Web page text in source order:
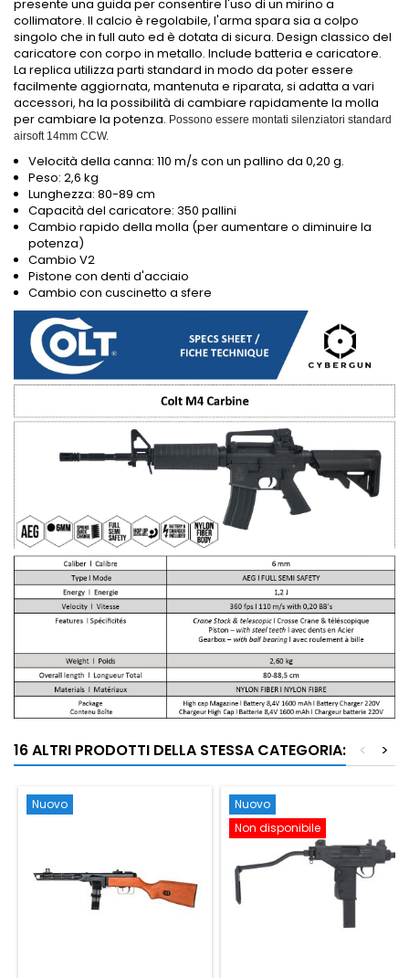
presente una guida per consentire l'uso di un mirino a
collimatore. Il calcio è regolabile, l'arma spara sia a colpo
singolo che in full auto ed è dotata di sicura. Design classico del
caricatore con corpo in metallo. Include batteria e caricatore.
La replica utilizza parti standard in modo da poter essere
facilmente aggiornata, mantenuta e riparata, si adatta a vari
accessori, ha la possibilità di cambiare rapidamente la molla
per cambiare la potenza. Possono essere montati silenziatori standard
airsoft 14mm CCW.
Velocità della canna: 110 m/s con un pallino da 0,20 g.
Peso: 2,6 kg
Lunghezza: 80-89 cm
Capacità del caricatore: 350 pallini
Cambio rapido della molla (per aumentare o diminuire la
potenza)
Cambio V2
Pistone con denti d'acciaio
Cambio con cuscinetto a sfere
16 ALTRI PRODOTTI DELLA STESSA CATEGORIA: >
<
Nuovo
Nuovo
Non disponibile